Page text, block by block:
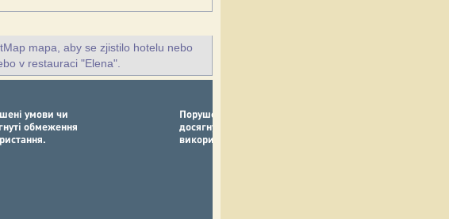
mapa, aby se zjistilo hotelu nebo
v restauraci "Elena".